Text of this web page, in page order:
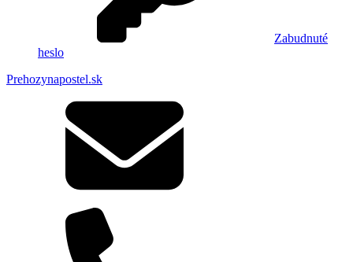
Zabudnuté
heslo
Prehozynapostel.sk